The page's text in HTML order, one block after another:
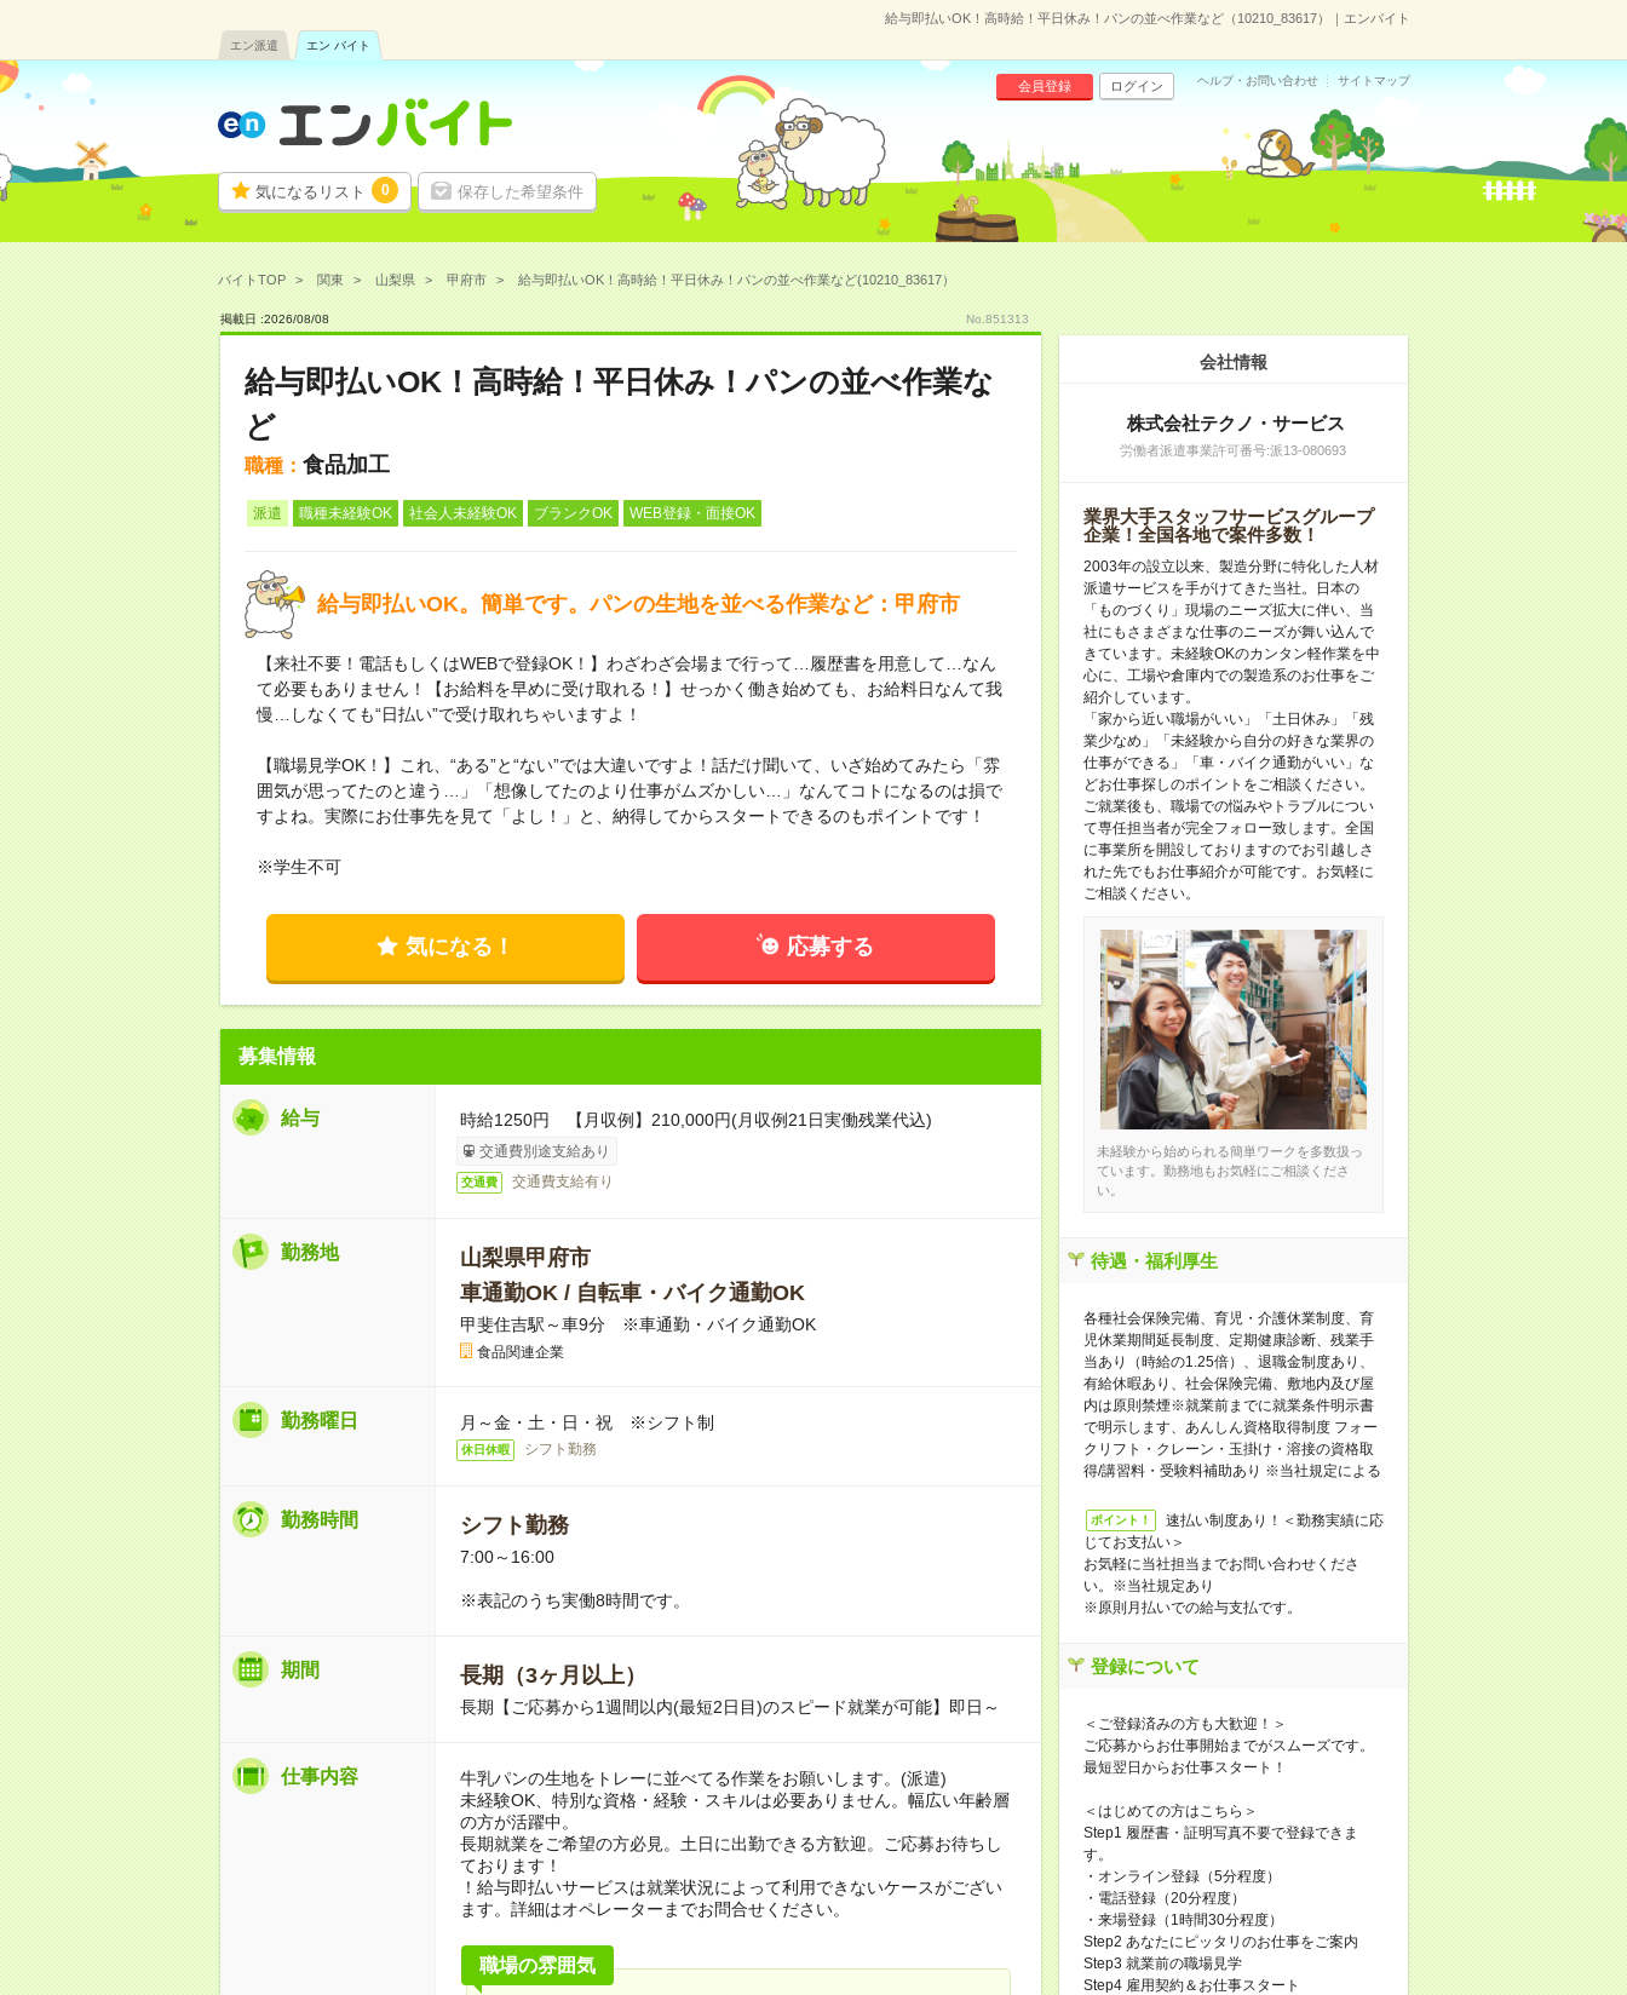
給与即払いOK！高時給！平日休み！パンの並べ作業など（10210_83617）｜エンバイト
エン派遣 エン バイト
気になるリスト 0 保存した希望条件
会員登録 ログイン ヘルプ・お問い合わせ サイトマップ
バイトTOP 関東 山梨県 甲府市 給与即払いOK！高時給！平日休み！パンの並べ作業など(10210_83617）
掲載日 :2026/08/08 No.851313
給与即払いOK！高時給！平日休み！パンの並べ作業な
ど
職種： 食品加工
派遣 職種未経験OK 社会人未経験OK ブランクOK WEB登録・面接OK
給与即払いOK。簡単です。パンの生地を並べる作業など：甲府市
【来社不要！電話もしくはWEBで登録OK！】わざわざ会場まで行って…履歴書を用意して…なん
て必要もありません！【お給料を早めに受け取れる！】せっかく働き始めても、お給料日なんて我
慢…しなくても“日払い”で受け取れちゃいますよ！
【職場見学OK！】これ、“ある”と“ない”では大違いですよ！話だけ聞いて、いざ始めてみたら「雰
囲気が思ってたのと違う…」「想像してたのより仕事がムズかしい…」なんてコトになるのは損で
すよね。実際にお仕事先を見て「よし！」と、納得してからスタートできるのもポイントです！
※学生不可
気になる！ 応募する
募集情報
給与 時給1250円 【月収例】210,000円(月収例21日実働残業代込)
交通費別途支給あり
交通費 交通費支給有り
勤務地
山梨県甲府市
車通勤OK / 自転車・バイク通勤OK
甲斐住吉駅～車9分 ※車通勤・バイク通勤OK
食品関連企業
勤務曜日 月～金・土・日・祝 ※シフト制
休日休暇 シフト勤務
勤務時間 シフト勤務
7:00～16:00
※表記のうち実働8時間です。
期間 長期（3ヶ月以上）
長期【ご応募から1週間以内(最短2日目)のスピード就業が可能】即日～
仕事内容
牛乳パンの生地をトレーに並べてる作業をお願いします。(派遣)
未経験OK、特別な資格・経験・スキルは必要ありません。幅広い年齢層
の方が活躍中。
長期就業をご希望の方必見。土日に出勤できる方歓迎。ご応募お待ちし
ております！
！給与即払いサービスは就業状況によって利用できないケースがござい
ます。詳細はオペレーターまでお問合せください。
職場の雰囲気
会社情報
株式会社テクノ・サービス
労働者派遣事業許可番号:派13-080693
業界大手スタッフサービスグループ
企業！全国各地で案件多数！
2003年の設立以来、製造分野に特化した人材
派遣サービスを手がけてきた当社。日本の
「ものづくり」現場のニーズ拡大に伴い、当
社にもさまざまな仕事のニーズが舞い込んで
きています。未経験OKのカンタン軽作業を中
心に、工場や倉庫内での製造系のお仕事をご
紹介しています。
「家から近い職場がいい」「土日休み」「残
業少なめ」「未経験から自分の好きな業界の
仕事ができる」「車・バイク通勤がいい」な
どお仕事探しのポイントをご相談ください。
ご就業後も、職場での悩みやトラブルについ
て専任担当者が完全フォロー致します。全国
に事業所を開設しておりますのでお引越しさ
れた先でもお仕事紹介が可能です。お気軽に
ご相談ください。
未経験から始められる簡単ワークを多数扱っ
ています。勤務地もお気軽にご相談くださ
い。
待遇・福利厚生
各種社会保険完備、育児・介護休業制度、育
児休業期間延長制度、定期健康診断、残業手
当あり（時給の1.25倍）、退職金制度あり、
有給休暇あり、社会保険完備、敷地内及び屋
内は原則禁煙※就業前までに就業条件明示書
で明示します、あんしん資格取得制度 フォー
クリフト・クレーン・玉掛け・溶接の資格取
得/講習料・受験料補助あり ※当社規定による
ポイント！
速払い制度あり！＜勤務実績に応
じてお支払い＞
お気軽に当社担当までお問い合わせくださ
い。※当社規定あり
※原則月払いでの給与支払です。
登録について
＜ご登録済みの方も大歓迎！＞
ご応募からお仕事開始までがスムーズです。
最短翌日からお仕事スタート！
＜はじめての方はこちら＞
Step1 履歴書・証明写真不要で登録できま
す。
・オンライン登録（5分程度）
・電話登録（20分程度）
・来場登録（1時間30分程度）
Step2 あなたにピッタリのお仕事をご案内
Step3 就業前の職場見学
Step4 雇用契約＆お仕事スタート